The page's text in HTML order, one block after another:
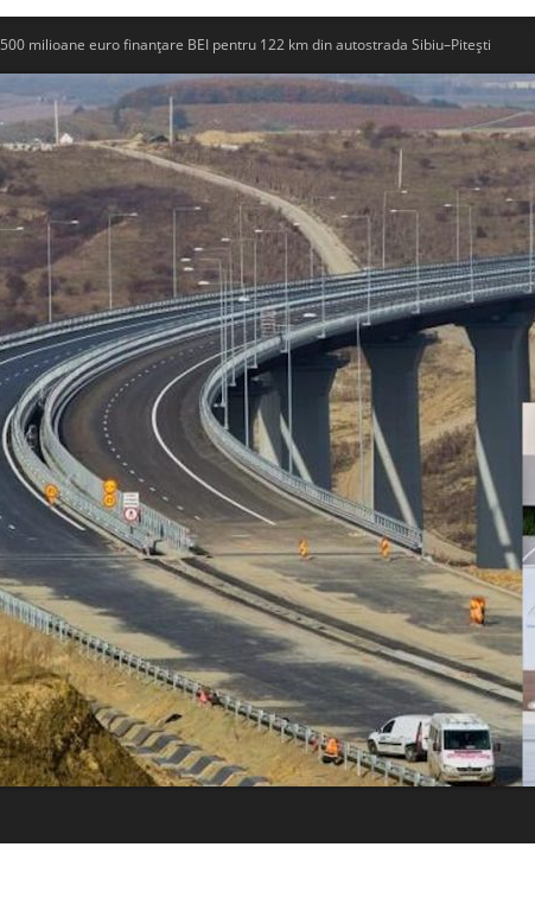
500 milioane euro finanțare BEI pentru 122 km din autostrada Sibiu–Pitești